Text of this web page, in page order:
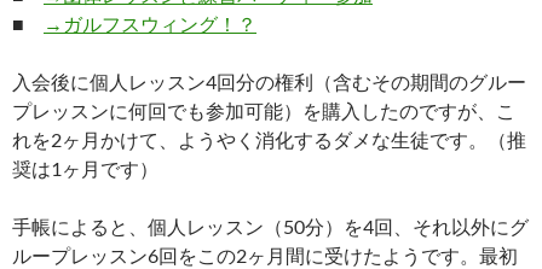
■
→ガルフスウィング！？
入会後に個人レッスン4回分の権利（含むその期間のグルー
プレッスンに何回でも参加可能）を購入したのですが、こ
れを2ヶ月かけて、ようやく消化するダメな生徒です。（推
奨は1ヶ月です）
手帳によると、個人レッスン（50分）を4回、それ以外にグ
ループレッスン6回をこの2ヶ月間に受けたようです。最初